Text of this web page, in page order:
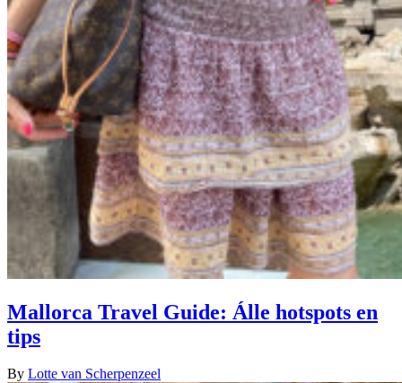
Mallorca Travel Guide: Álle hotspots en
tips
By Lotte van Scherpenzeel